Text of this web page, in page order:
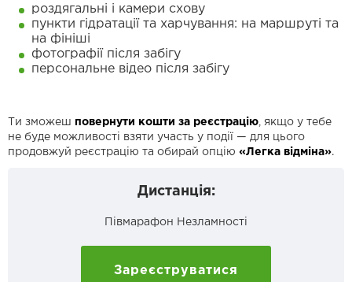
роздягальні і камери схову
пункти гідратації та харчування: на маршруті та
на фініші
фотографії після забігу
персональне відео після забігу
Ти зможеш повернути кошти за реєстрацію, якщо у тебе
не буде можливості взяти участь у події — для цього
продовжуй реєстрацію та обирай опцію «Легка відміна».
Дистанція:
Півмарафон Незламності
Зареєструватися